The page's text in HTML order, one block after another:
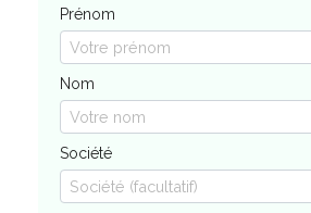
Prénom
Nom
Société